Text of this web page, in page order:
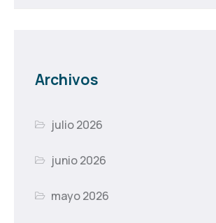
Archivos
julio 2026
junio 2026
mayo 2026